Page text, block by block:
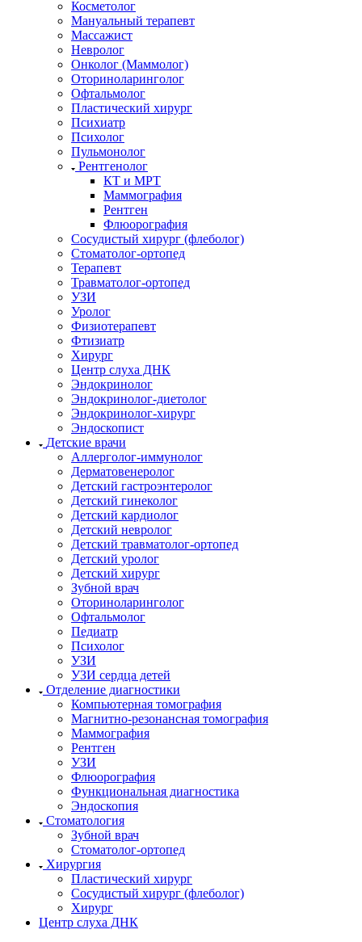
Косметолог
Мануальный терапевт
Массажист
Невролог
Онколог (Маммолог)
Оториноларинголог
Офтальмолог
Пластический хирург
Психиатр
Психолог
Пульмонолог
Рентгенолог
КТ и МРТ
Маммография
Рентген
Флюорография
Сосудистый хирург (флеболог)
Стоматолог-ортопед
Терапевт
Травматолог-ортопед
УЗИ
Уролог
Физиотерапевт
Фтизиатр
Хирург
Центр слуха ДНК
Эндокринолог
Эндокринолог-диетолог
Эндокринолог-хирург
Эндоскопист
Детские врачи
Аллерголог-иммунолог
Дерматовенеролог
Детский гастроэнтеролог
Детский гинеколог
Детский кардиолог
Детский невролог
Детский травматолог-ортопед
Детский уролог
Детский хирург
Зубной врач
Оториноларинголог
Офтальмолог
Педиатр
Психолог
УЗИ
УЗИ сердца детей
Отделение диагностики
Компьютерная томография
Магнитно-резонансная томография
Маммография
Рентген
УЗИ
Флюорография
Функциональная диагностика
Эндоскопия
Стоматология
Зубной врач
Стоматолог-ортопед
Хирургия
Пластический хирург
Сосудистый хирург (флеболог)
Хирург
Центр слуха ДНК